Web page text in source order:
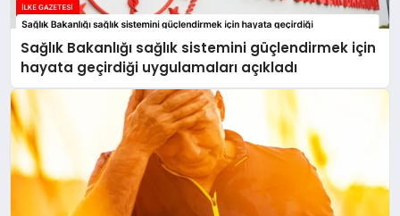
Sağlık Bakanlığı sağlık sistemini güçlendirmek için
hayata geçirdiği uygulamaları açıkladı